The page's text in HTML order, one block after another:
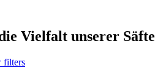
Vielfalt unserer Säfte
filters